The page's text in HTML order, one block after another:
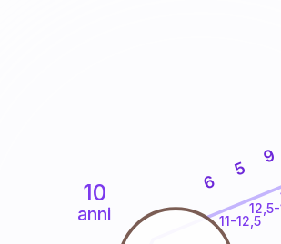
10
anni 11-12,5
6
5
9